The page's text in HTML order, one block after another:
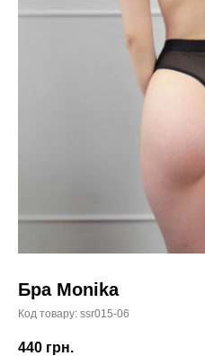
Бра Monika
Код товару: ssr015-06
440 грн.